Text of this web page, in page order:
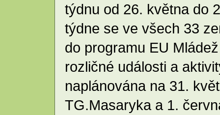
týdnu od 26. května do
týdne se ve všech 33
do programu EU
rozličné události a
naplánována na 31.
TG.Masaryka a 1.